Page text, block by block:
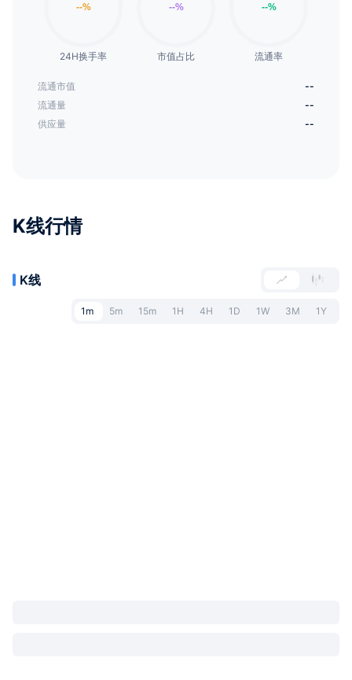
24H换手率 市值占比 流通率
流通市值
--
流通量
--
供应量
--
K线行情
K线
1m 5m 15m 1H 4H 1D 1W 3M 1Y